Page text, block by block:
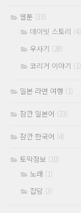
웹툰 (33)
데이빗 스토리 (4)
우사기 (28)
코리거 이야기 (1)
일본 라면 여행 (1)
잠깐 일본어 (23)
잠깐 한국어 (4)
토막정보 (10)
노래 (1)
잡담 (3)